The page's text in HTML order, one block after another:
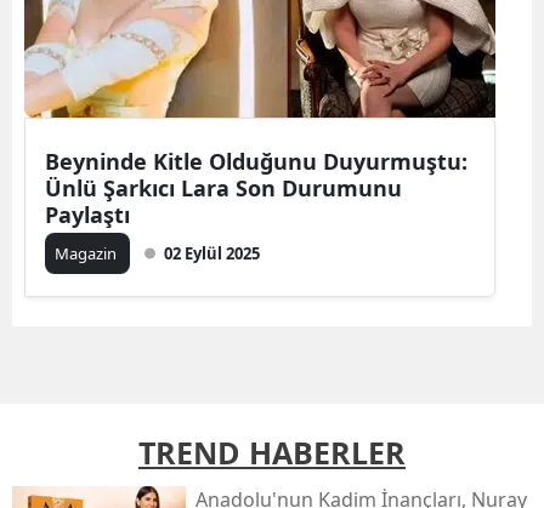
Beyninde Kitle Olduğunu Duyurmuştu:
Ünlü Şarkıcı Lara Son Durumunu
Paylaştı
Magazin 02 Eylül 2025
TREND HABERLER
Anadolu'nun Kadim İnançları, Nuray